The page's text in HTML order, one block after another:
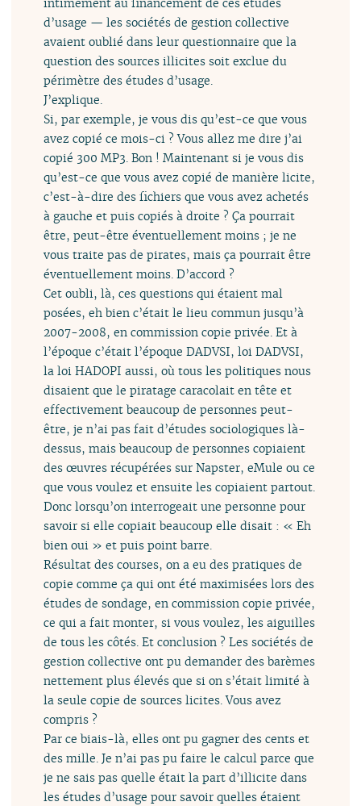
intimement au financement de ces études
d’usage — les sociétés de gestion collective
avaient oublié dans leur questionnaire que la
question des sources illicites soit exclue du
périmètre des études d’usage.
J’explique.
Si, par exemple, je vous dis qu’est-ce que vous
avez copié ce mois-ci ? Vous allez me dire j’ai
copié 300 MP3. Bon ! Maintenant si je vous dis
qu’est-ce que vous avez copié de manière licite,
c’est-à-dire des fichiers que vous avez achetés
à gauche et puis copiés à droite ? Ça pourrait
être, peut-être éventuellement moins ; je ne
vous traite pas de pirates, mais ça pourrait être
éventuellement moins. D’accord ?
Cet oubli, là, ces questions qui étaient mal
posées, eh bien c’était le lieu commun jusqu’à
2007-2008, en commission copie privée. Et à
l’époque c’était l’époque DADVSI, loi DADVSI,
la loi HADOPI aussi, où tous les politiques nous
disaient que le piratage caracolait en tête et
effectivement beaucoup de personnes peut-
être, je n’ai pas fait d’études sociologiques là-
dessus, mais beaucoup de personnes copiaient
des œuvres récupérées sur Napster, eMule ou ce
que vous voulez et ensuite les copiaient partout.
Donc lorsqu’on interrogeait une personne pour
savoir si elle copiait beaucoup elle disait : « Eh
bien oui » et puis point barre.
Résultat des courses, on a eu des pratiques de
copie comme ça qui ont été maximisées lors des
études de sondage, en commission copie privée,
ce qui a fait monter, si vous voulez, les aiguilles
de tous les côtés. Et conclusion ? Les sociétés de
gestion collective ont pu demander des barèmes
nettement plus élevés que si on s’était limité à
la seule copie de sources licites. Vous avez
compris ?
Par ce biais-là, elles ont pu gagner des cents et
des mille. Je n’ai pas pu faire le calcul parce que
je ne sais pas quelle était la part d’illicite dans
les études d’usage pour savoir quelles étaient